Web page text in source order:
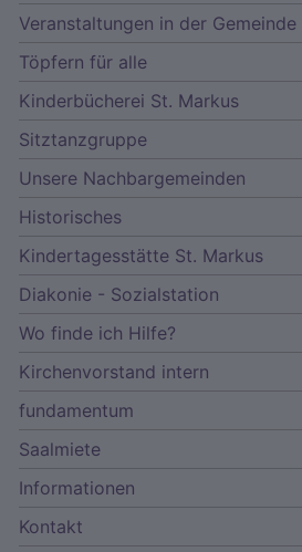
Hauptnavigation
Veranstaltungen in der Gemeinde
Töpfern für alle
Kinderbücherei St. Markus
Sitztanzgruppe
Unsere Nachbargemeinden
Historisches
Kindertagesstätte St. Markus
Diakonie - Sozialstation
Wo finde ich Hilfe?
Kirchenvorstand intern
fundamentum
Saalmiete
Informationen
Kontakt